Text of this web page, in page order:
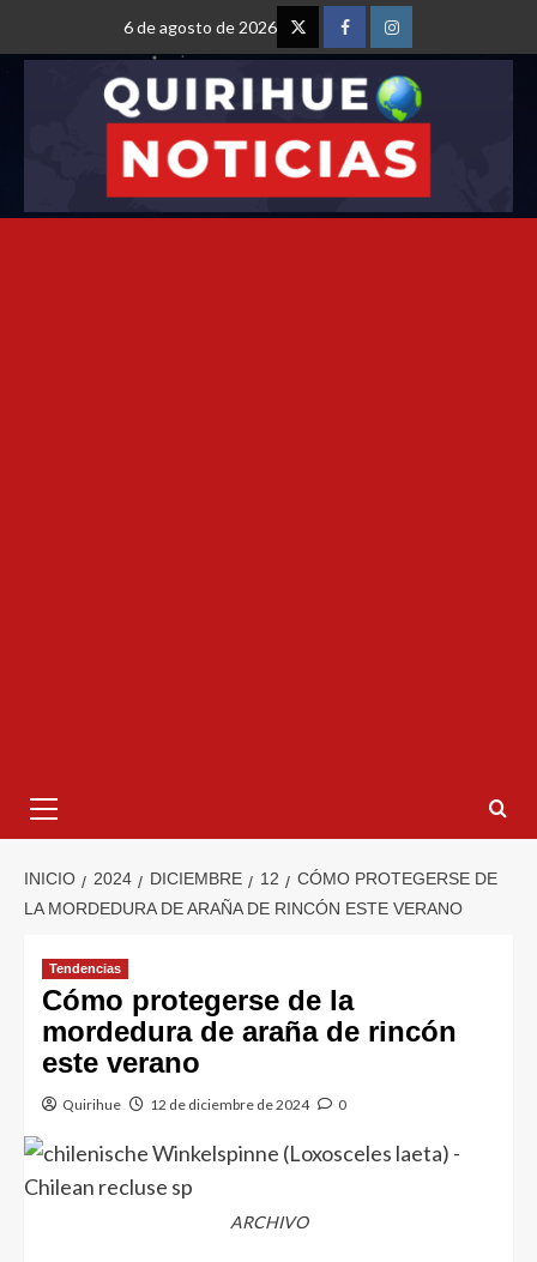
6 de agosto de 2026
INICIO 2024 DICIEMBRE 12
CÓMO PROTEGERSE DE
LA MORDEDURA DE ARAÑA DE RINCÓN ESTE VERANO
Tendencias
Cómo protegerse de la
mordedura de araña de rincón
este verano
Quirihue 12 de diciembre de 2024 0
ARCHIVO